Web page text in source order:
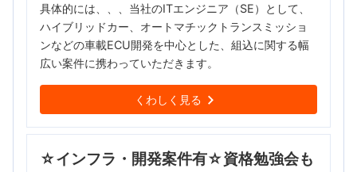
具体的には、、、当社のITエンジニア（SE）として、
ハイブリッドカー、オートマチックトランスミッショ
ンなどの車載ECU開発を中心とした、組込に関する幅
広い案件に携わっていただきます。
くわしく見る
☆インフラ・開発案件有☆資格勉強会も